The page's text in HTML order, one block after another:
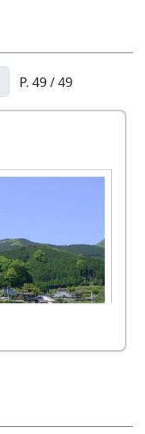
P. 49 / 49
選ばれた棚田の